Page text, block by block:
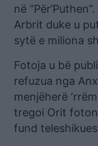
në
Arbrit duke u
sytë e miliona
Fotoja u bë
refuzua nga
menjëherë
tregoi Orit
fund